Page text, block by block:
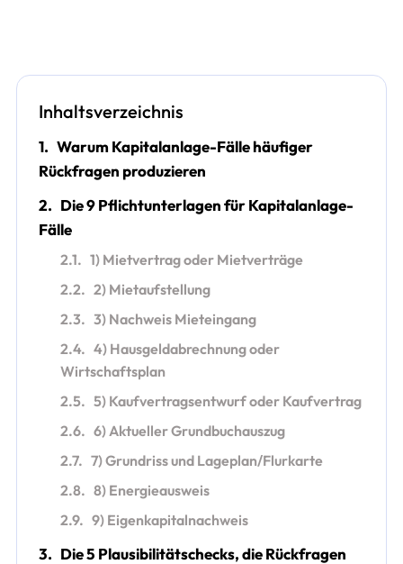
Inhaltsverzeichnis
1. Warum Kapitalanlage-Fälle häufiger
Rückfragen produzieren
2. Die 9 Pflichtunterlagen für Kapitalanlage-
Fälle
2.1. 1) Mietvertrag oder Mietverträge
2.2. 2) Mietaufstellung
2.3. 3) Nachweis Mieteingang
2.4. 4) Hausgeldabrechnung oder
Wirtschaftsplan
2.5. 5) Kaufvertragsentwurf oder Kaufvertrag
2.6. 6) Aktueller Grundbuchauszug
2.7. 7) Grundriss und Lageplan/Flurkarte
2.8. 8) Energieausweis
2.9. 9) Eigenkapitalnachweis
3. Die 5 Plausibilitätschecks, die Rückfragen